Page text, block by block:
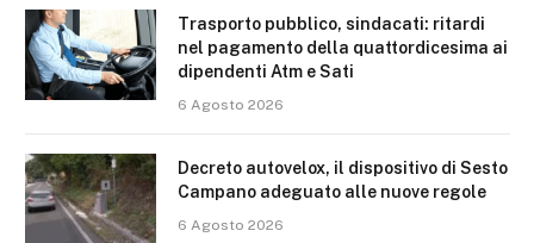
Trasporto pubblico, sindacati: ritardi
nel pagamento della quattordicesima ai
dipendenti Atm e Sati
6 Agosto 2026
Decreto autovelox, il dispositivo di Sesto
Campano adeguato alle nuove regole
6 Agosto 2026